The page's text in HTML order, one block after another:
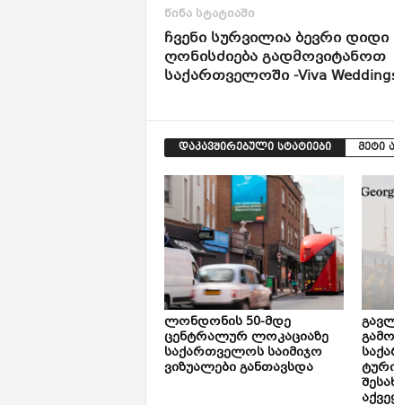
წინა სტატიაში
ჩვენი სურვილია ბევრი დიდი
ღონისძიება გადმოვიტანოთ
საქართველოში -Viva
დაკავშირებული სტატიები მეტი
ლონდონის 50-მდე
ცენტრალურ ლოკაციაზე
საქართველოს საიმიჯო
ვიზუალები განთავსდა